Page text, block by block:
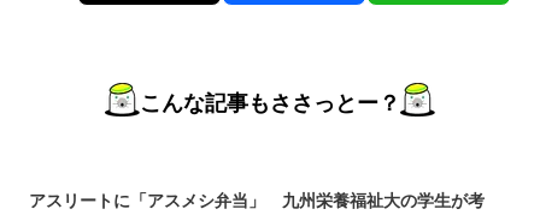
こんな記事もささっとー？
アスリートに「アスメシ弁当」 九州栄養福祉大の学生が考